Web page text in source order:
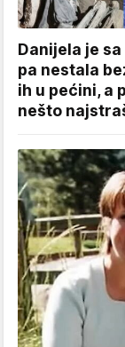
Danijela je
pa nestala
ih u pećini, a
nešto